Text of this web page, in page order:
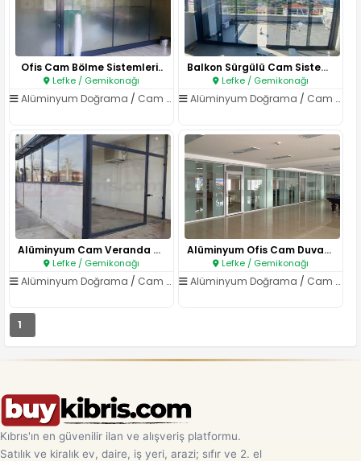
Ofis Cam Bölme Sistemleri..
Lefke / Gemikonağı
Alüminyum Doğrama / Cam Balkon ve Kapatma Sistemleri
Balkon Sürgülü Cam Sistemleri..
Lefke / Gemikonağı
Alüminyum Doğrama / Cam Balkon ve Kapatma Sistemleri
Alüminyum Cam Veranda Sistemle..
Lefke / Gemikonağı
Alüminyum Doğrama / Cam Balkon ve Kapatma Sistemleri
Alüminyum Ofis Cam Duvar Siste..
Lefke / Gemikonağı
Alüminyum Doğrama / Cam Balkon ve Kapatma Sistemleri
1
Kıbrıs'ın en güvenilir ilan ve alışveriş platformu.
Satılık ve kiralık ev, daire, iş yeri, arazi; sıfır ve 2. el